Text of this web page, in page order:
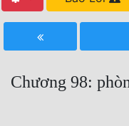
Hoàn Thành
Chương 98: